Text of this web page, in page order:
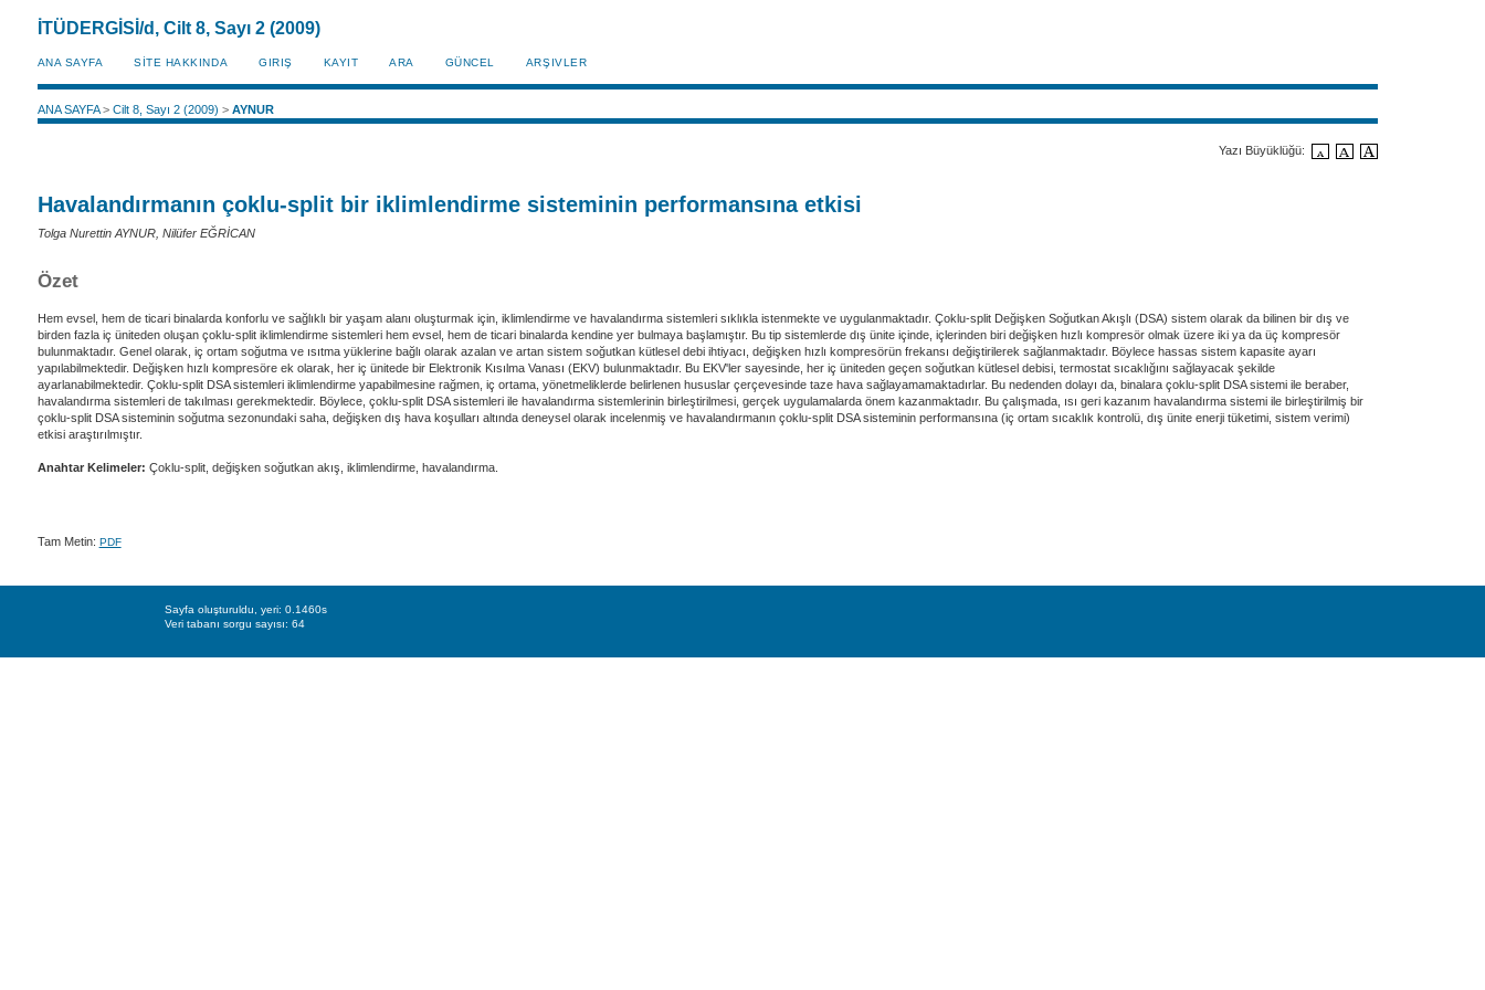
İTÜDERGİSİ/d, Cilt 8, Sayı 2 (2009)
ANA SAYFA SİTE HAKKINDA GIRIŞ KAYIT ARA GÜNCEL ARŞIVLER
ANA SAYFA> Cilt 8, Sayı 2 (2009) > AYNUR
Yazı Büyüklüğü:
Havalandırmanın çoklu-split bir iklimlendirme sisteminin performansına etkisi
Tolga Nurettin AYNUR, Nilüfer EĞRİCAN
Özet
Hem evsel, hem de ticari binalarda konforlu ve sağlıklı bir yaşam alanı oluşturmak için, iklimlendirme ve havalandırma sistemleri sıklıkla istenmekte ve uygulanmaktadır. Çoklu-split Değişken Soğutkan Akışlı (DSA) sistem olarak da bilinen bir dış ve
birden fazla iç üniteden oluşan çoklu-split iklimlendirme sistemleri hem evsel, hem de ticari binalarda kendine yer bulmaya başlamıştır. Bu tip sistemlerde dış ünite içinde, içlerinden biri değişken hızlı kompresör olmak üzere iki ya da üç kompresör
bulunmaktadır. Genel olarak, iç ortam soğutma ve ısıtma yüklerine bağlı olarak azalan ve artan sistem soğutkan kütlesel debi ihtiyacı, değişken hızlı kompresörün frekansı değiştirilerek sağlanmaktadır. Böylece hassas sistem kapasite ayarı
yapılabilmektedir. Değişken hızlı kompresöre ek olarak, her iç ünitede bir Elektronik Kısılma Vanası (EKV) bulunmaktadır. Bu EKV'ler sayesinde, her iç üniteden geçen soğutkan kütlesel debisi, termostat sıcaklığını sağlayacak şekilde
ayarlanabilmektedir. Çoklu-split DSA sistemleri iklimlendirme yapabilmesine rağmen, iç ortama, yönetmeliklerde belirlenen hususlar çerçevesinde taze hava sağlayamamaktadırlar. Bu nedenden dolayı da, binalara çoklu-split DSA sistemi ile beraber,
havalandırma sistemleri de takılması gerekmektedir. Böylece, çoklu-split DSA sistemleri ile havalandırma sistemlerinin birleştirilmesi, gerçek uygulamalarda önem kazanmaktadır. Bu çalışmada, ısı geri kazanım havalandırma sistemi ile birleştirilmiş bir
çoklu-split DSA sisteminin soğutma sezonundaki saha, değişken dış hava koşulları altında deneysel olarak incelenmiş ve havalandırmanın çoklu-split DSA sisteminin performansına (iç ortam sıcaklık kontrolü, dış ünite enerji tüketimi, sistem verimi)
etkisi araştırılmıştır.
Anahtar Kelimeler: Çoklu-split, değişken soğutkan akış, iklimlendirme, havalandırma.
Tam Metin: PDF
Sayfa oluşturuldu, yeri: 0.1460s
Veri tabanı sorgu sayısı: 64